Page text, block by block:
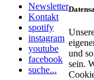
Newsletter
Kontakt
spotify
instagram
youtube
facebook
suche...
und
sein.